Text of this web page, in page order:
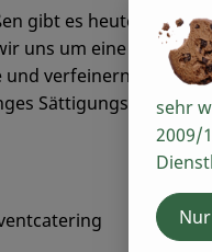
gibt es heute
uns um eine der
verfeinern mit
Sättigungsgefühl ab.
sehr
2009/